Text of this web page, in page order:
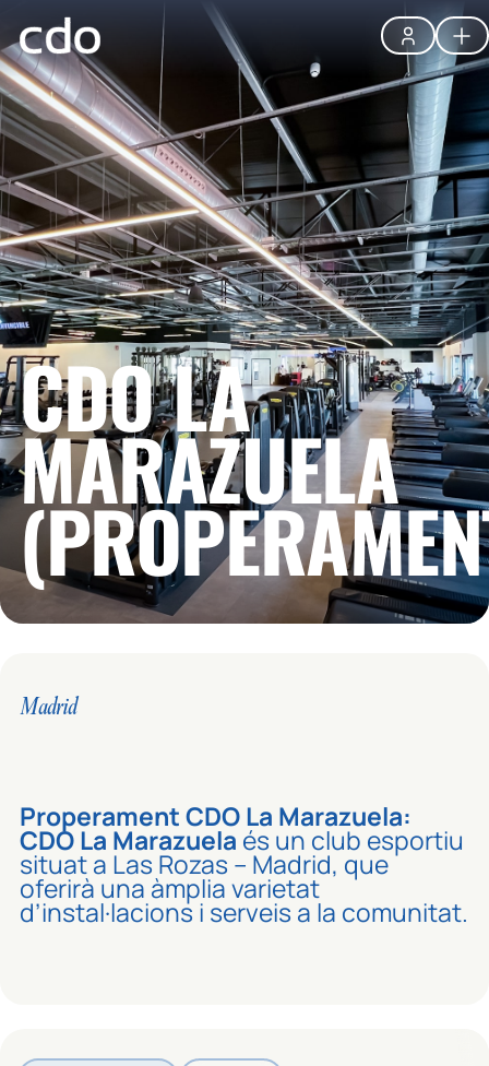
CDO LA
MARAZUELA
Madrid
Properament CDO La Marazuela:
CDO La Marazuela és un club esportiu
situat a Las Rozas – Madrid, que
oferirà una àmplia varietat
d’instal·lacions i serveis a la comunitat.